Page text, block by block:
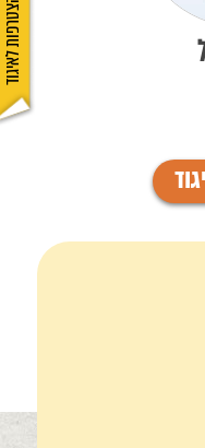
הצטרפות לאיגוד